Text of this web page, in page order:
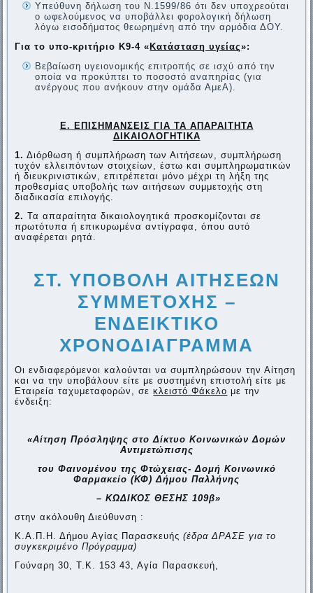
Υπεύθυνη δήλωση του Ν.1599/86 ότι δεν υποχρεούται
ο ωφελούμενος να υποβάλλει φορολογική δήλωση
λόγω εισοδήματος θεωρημένη από την αρμόδια ΔΟΥ.
Για το υπο-κριτήριο Κ9-4 « Κατάσταση υγείας»:
Βεβαίωση υγειονομικής επιτροπής σε ισχύ από την
οποία να προκύπτει το ποσοστό αναπηρίας (για
ανέργους που ανήκουν στην ομάδα ΑμεΑ).
Ε. ΕΠΙΣΗΜΑΝΣΕΙΣ ΓΙΑ ΤΑ ΑΠΑΡΑΙΤΗΤΑ
ΔΙΚΑΙΟΛΟΓΗΤΙΚΑ
1. Διόρθωση ή συμπλήρωση των Αιτήσεων, συμπλήρωση
τυχόν ελλειπόντων στοιχείων, έστω και συμπληρωματικών
ή διευκρινιστικών, επιτρέπεται μόνο μέχρι τη λήξη της
προθεσμίας υποβολής των αιτήσεων συμμετοχής στη
διαδικασία επιλογής.
2. Τα απαραίτητα δικαιολογητικά προσκομίζονται σε
πρωτότυπα ή επικυρωμένα αντίγραφα, όπου αυτό
αναφέρεται ρητά.
ΣΤ. ΥΠΟΒΟΛΗ ΑΙΤΗΣΕΩΝ
ΣΥΜΜΕΤΟΧΗΣ –
ΕΝΔΕΙΚΤΙΚΟ
ΧΡΟΝΟΔΙΑΓΡΑΜΜΑ
Οι ενδιαφερόμενοι καλούνται να συμπληρώσουν την Αίτηση
και να την υποβάλουν είτε με συστημένη επιστολή είτε με
Εταιρεία ταχυμεταφορών, σεκλειστό Φάκελο με την
ένδειξη:
«Αίτηση Πρόσληψης στο Δίκτυο Κοινωνικών Δομών
Αντιμετώπισης
του Φαινομένου της Φτώχειας- Δομή Κοινωνικό
Φαρμακείο (ΚΦ) Δήμου Παλλήνης
– ΚΩΔΙΚΟΣ ΘΕΣΗΣ 109β»
στην ακόλουθη Διεύθυνση :
Κ.Α.Π.Η. Δήμου Αγίας Παρασκευής(έδρα ΔΡΑΣΕ για το
συγκεκριμένο Πρόγραμμα)
Γούναρη 30, Τ.Κ. 153 43, Αγία Παρασκευή,